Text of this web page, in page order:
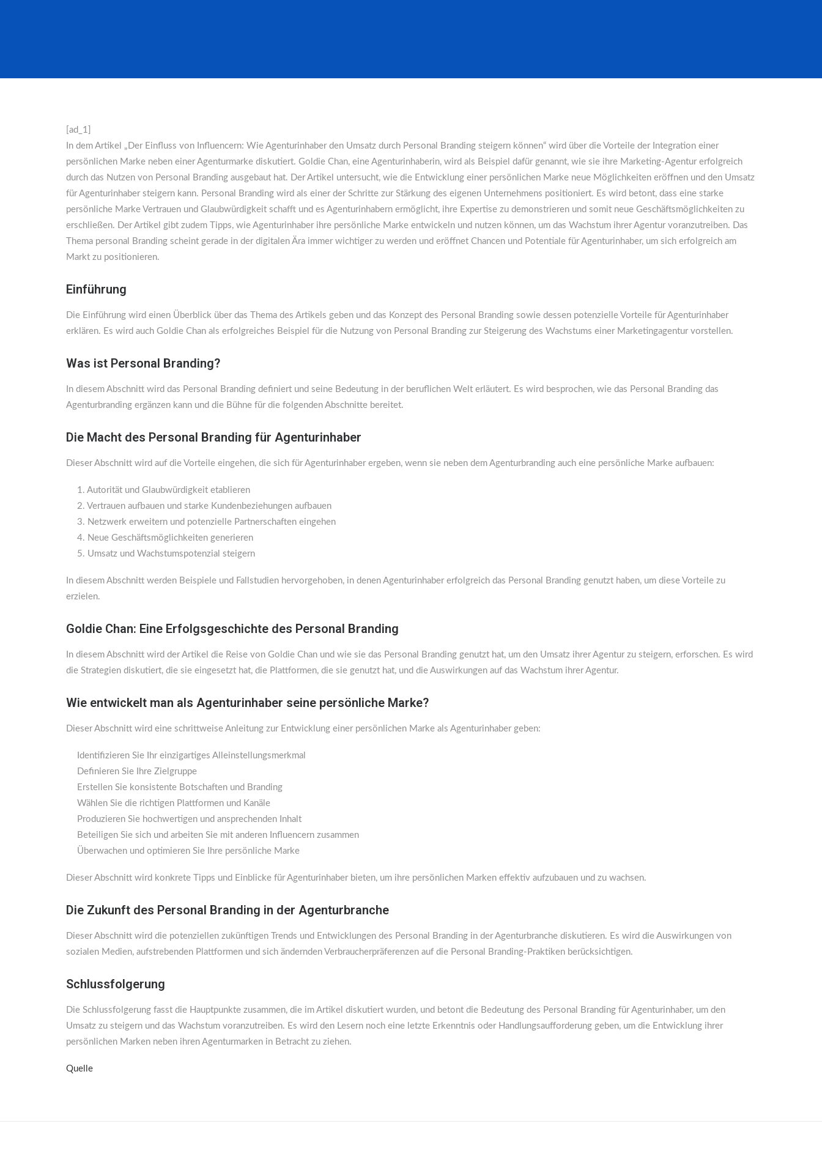
[ad_1]
In dem Artikel „Der Einfluss von Influencern: Wie Agenturinhaber den Umsatz durch Personal Branding steigern können“ wird über die Vorteile der Integration einer
persönlichen Marke neben einer Agenturmarke diskutiert. Goldie Chan, eine Agenturinhaberin, wird als Beispiel dafür genannt, wie sie ihre Marketing-Agentur erfolgreich
durch das Nutzen von Personal Branding ausgebaut hat. Der Artikel untersucht, wie die Entwicklung einer persönlichen Marke neue Möglichkeiten eröffnen und den Umsatz
für Agenturinhaber steigern kann. Personal Branding wird als einer der Schritte zur Stärkung des eigenen Unternehmens positioniert. Es wird betont, dass eine starke
persönliche Marke Vertrauen und Glaubwürdigkeit schafft und es Agenturinhabern ermöglicht, ihre Expertise zu demonstrieren und somit neue Geschäftsmöglichkeiten zu
erschließen. Der Artikel gibt zudem Tipps, wie Agenturinhaber ihre persönliche Marke entwickeln und nutzen können, um das Wachstum ihrer Agentur voranzutreiben. Das
Thema personal Branding scheint gerade in der digitalen Ära immer wichtiger zu werden und eröffnet Chancen und Potentiale für Agenturinhaber, um sich erfolgreich am
Markt zu positionieren.
Einführung
Die Einführung wird einen Überblick über das Thema des Artikels geben und das Konzept des Personal Branding sowie dessen potenzielle Vorteile für Agenturinhaber
erklären. Es wird auch Goldie Chan als erfolgreiches Beispiel für die Nutzung von Personal Branding zur Steigerung des Wachstums einer Marketingagentur vorstellen.
Was ist Personal Branding?
In diesem Abschnitt wird das Personal Branding definiert und seine Bedeutung in der beruflichen Welt erläutert. Es wird besprochen, wie das Personal Branding das
Agenturbranding ergänzen kann und die Bühne für die folgenden Abschnitte bereitet.
Die Macht des Personal Branding für Agenturinhaber
Dieser Abschnitt wird auf die Vorteile eingehen, die sich für Agenturinhaber ergeben, wenn sie neben dem Agenturbranding auch eine persönliche Marke aufbauen:
1. Autorität und Glaubwürdigkeit etablieren
2. Vertrauen aufbauen und starke Kundenbeziehungen aufbauen
3. Netzwerk erweitern und potenzielle Partnerschaften eingehen
4. Neue Geschäftsmöglichkeiten generieren
5. Umsatz und Wachstumspotenzial steigern
In diesem Abschnitt werden Beispiele und Fallstudien hervorgehoben, in denen Agenturinhaber erfolgreich das Personal Branding genutzt haben, um diese Vorteile zu
erzielen.
Goldie Chan: Eine Erfolgsgeschichte des Personal Branding
In diesem Abschnitt wird der Artikel die Reise von Goldie Chan und wie sie das Personal Branding genutzt hat, um den Umsatz ihrer Agentur zu steigern, erforschen. Es wird
die Strategien diskutiert, die sie eingesetzt hat, die Plattformen, die sie genutzt hat, und die Auswirkungen auf das Wachstum ihrer Agentur.
Wie entwickelt man als Agenturinhaber seine persönliche Marke?
Dieser Abschnitt wird eine schrittweise Anleitung zur Entwicklung einer persönlichen Marke als Agenturinhaber geben:
Identifizieren Sie Ihr einzigartiges Alleinstellungsmerkmal
Definieren Sie Ihre Zielgruppe
Erstellen Sie konsistente Botschaften und Branding
Wählen Sie die richtigen Plattformen und Kanäle
Produzieren Sie hochwertigen und ansprechenden Inhalt
Beteiligen Sie sich und arbeiten Sie mit anderen Influencern zusammen
Überwachen und optimieren Sie Ihre persönliche Marke
Dieser Abschnitt wird konkrete Tipps und Einblicke für Agenturinhaber bieten, um ihre persönlichen Marken effektiv aufzubauen und zu wachsen.
Die Zukunft des Personal Branding in der Agenturbranche
Dieser Abschnitt wird die potenziellen zukünftigen Trends und Entwicklungen des Personal Branding in der Agenturbranche diskutieren. Es wird die Auswirkungen von
sozialen Medien, aufstrebenden Plattformen und sich ändernden Verbraucherpräferenzen auf die Personal Branding-Praktiken berücksichtigen.
Schlussfolgerung
Die Schlussfolgerung fasst die Hauptpunkte zusammen, die im Artikel diskutiert wurden, und betont die Bedeutung des Personal Branding für Agenturinhaber, um den
Umsatz zu steigern und das Wachstum voranzutreiben. Es wird den Lesern noch eine letzte Erkenntnis oder Handlungsaufforderung geben, um die Entwicklung ihrer
persönlichen Marken neben ihren Agenturmarken in Betracht zu ziehen.
Quelle